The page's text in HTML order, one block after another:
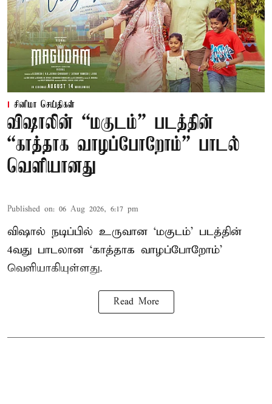
சினிமா செய்திகள்
விஷாலின் “மகுடம்” படத்தின்
“காத்தாக வாழப்போறோம்” பாடல்
வெளியானது
Published on: 06 Aug 2026, 6:17 pm
விஷால் நடிப்பில் உருவான ‘மகுடம்’ படத்தின்
4வது பாடலான ‘காத்தாக வாழப்போறோம்’
வெளியாகியுள்ளது.
Read More